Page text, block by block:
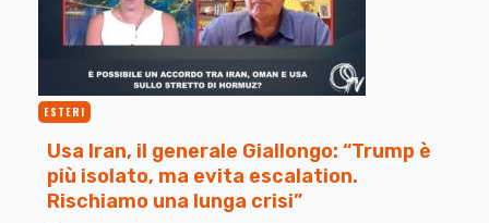
ESTERI
Usa Iran, il generale Giallongo: “Trump è
più isolato, ma evita escalation.
Rischiamo una lunga crisi”